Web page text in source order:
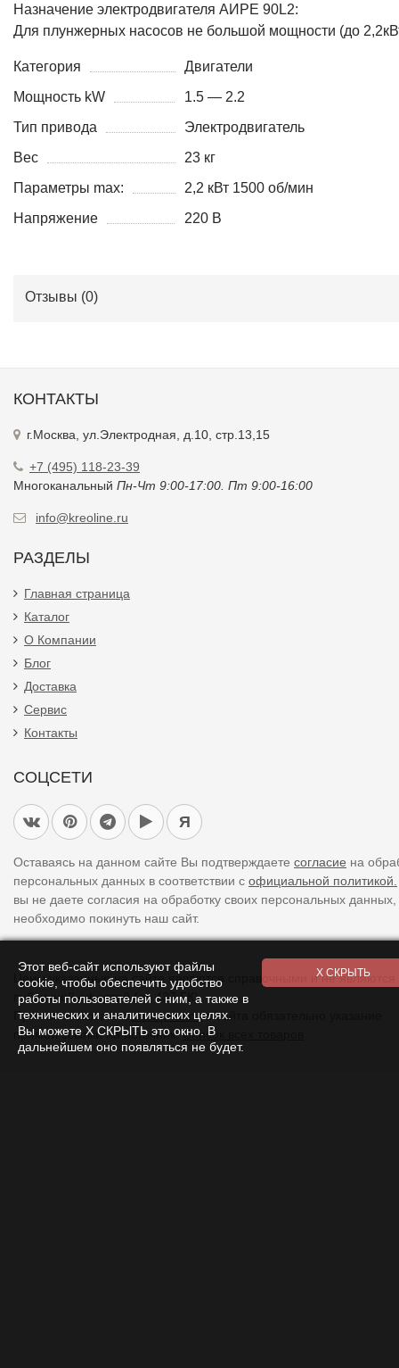
Назначение электродвигателя АИРЕ 90L2:
Для плунжерных насосов не большой мощности (до
Категория
Двигатели
Мощность kW
1.5 — 2.2
Тип привода
Электродвигатель
Вес
23 кг
Параметры max:
2,2 кВт 1500 об/мин
Напряжение
220 В
Отзывы (0)
КОНТАКТЫ
г.Москва, ул.Электродная, д.10, стр.13,15
+7 (495) 118-23-39
Многоканальный Пн-Чт 9:00-17:00. Пт 9:00-16:00
info@kreoline.ru
РАЗДЕЛЫ
Главная страница
Каталог
О Компании
Блог
Доставка
Сервис
Контакты
СОЦСЕТИ
Я
Оставаясь на данном сайте Вы подтверждаете согласие на
персональных данных в соответствии с официальной политикой.
вы не даете согласия на обработку своих персональных
необходимо покинуть наш сайт.
Цены указанные на сайте являются справочными и не являются
публичной офертой (ст. 437 ГК).
При использованииматериаловс сайта обязательно указание
прямой ссылки на источник.Список всех товаров
Этот веб-сайт используют файлы
cookie, чтобы обеспечить удобство
работы пользователей с ним, а также в
технических и аналитических целях.
Вы можете Х СКРЫТЬ это окно. В
дальнейшем оно появляться не будет.